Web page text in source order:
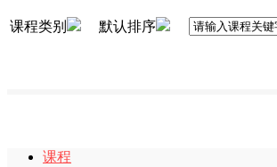
课程类别 默认排序
课程